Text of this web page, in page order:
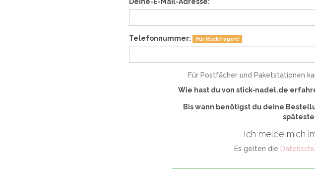
Telefonnummer: Für Rückfragen!
Für Postfächer und Paketstationen
Wie hast du von stick-nadel.de
Bis wann benötigst du deine
Ich melde mich
Es gelten die